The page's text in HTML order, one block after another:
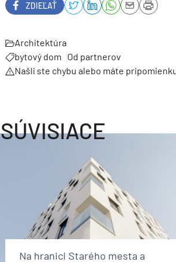
ZDIEĽAŤ
Architektúra
bytový dom
Od partnerov
Našli ste chybu alebo máte
SÚVISIACE
Na hranici Starého mesta a